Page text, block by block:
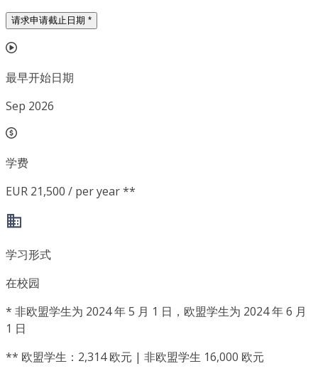
请求申请截止日期 *
最早开始日期
Sep 2026
学费
EUR 21,500 / per year **
学习形式
在校园
* 非欧盟学生为 2024 年 5 月 1 日，欧盟学生为 2024 年 6 月
1 日
** 欧盟学生：2,314 欧元 | 非欧盟学生 16,000 欧元